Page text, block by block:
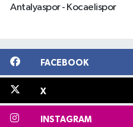
Antalyaspor - Kocaelispor
FACEBOOK
X
INSTAGRAM